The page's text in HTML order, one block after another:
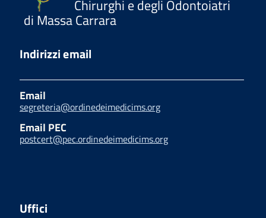
Chirurghi e degli Odontoiatri
di Massa Carrara
Indirizzi email
Email
segreteria@ordinedeimedicims.org
Email PEC
postcert@pec.ordinedeimedicims.org
Uffici